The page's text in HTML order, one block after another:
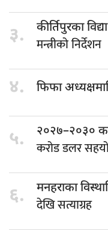
३. कीर्तिपुरका
मन्त्रीको निर्देशन
४. फिफा
५. २०२७–२०३०
करोड डलर
६. मनहराका
देखि सत्याग्रह